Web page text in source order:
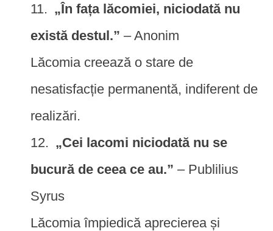
„În fața lăcomiei, niciodată nu
există destul.” – Anonim
Lăcomia creează o stare de
nesatisfacție permanentă, indiferent de
realizări.
„Cei lacomi niciodată nu se
bucură de ceea ce au.” – Publilius
Syrus
Lăcomia împiedică aprecierea și